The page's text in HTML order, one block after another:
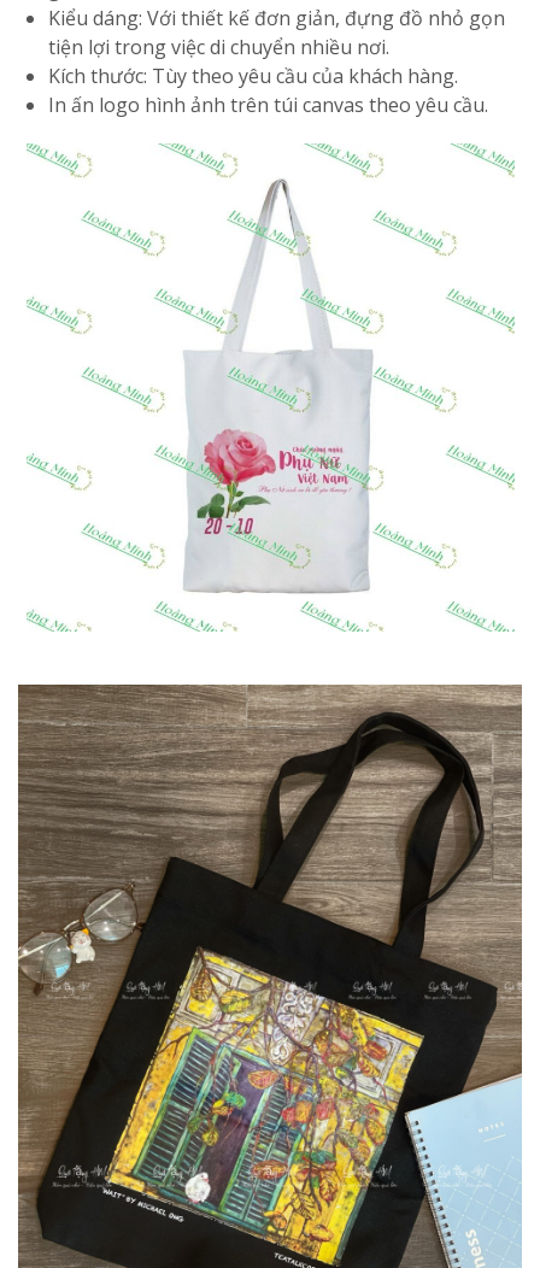
Kiểu dáng: Với thiết kế đơn giản, đựng đồ nhỏ gọn
tiện lợi trong việc di chuyển nhiều nơi.
Kích thước: Tùy theo yêu cầu của khách hàng.
In ấn logo hình ảnh trên túi canvas theo yêu cầu.